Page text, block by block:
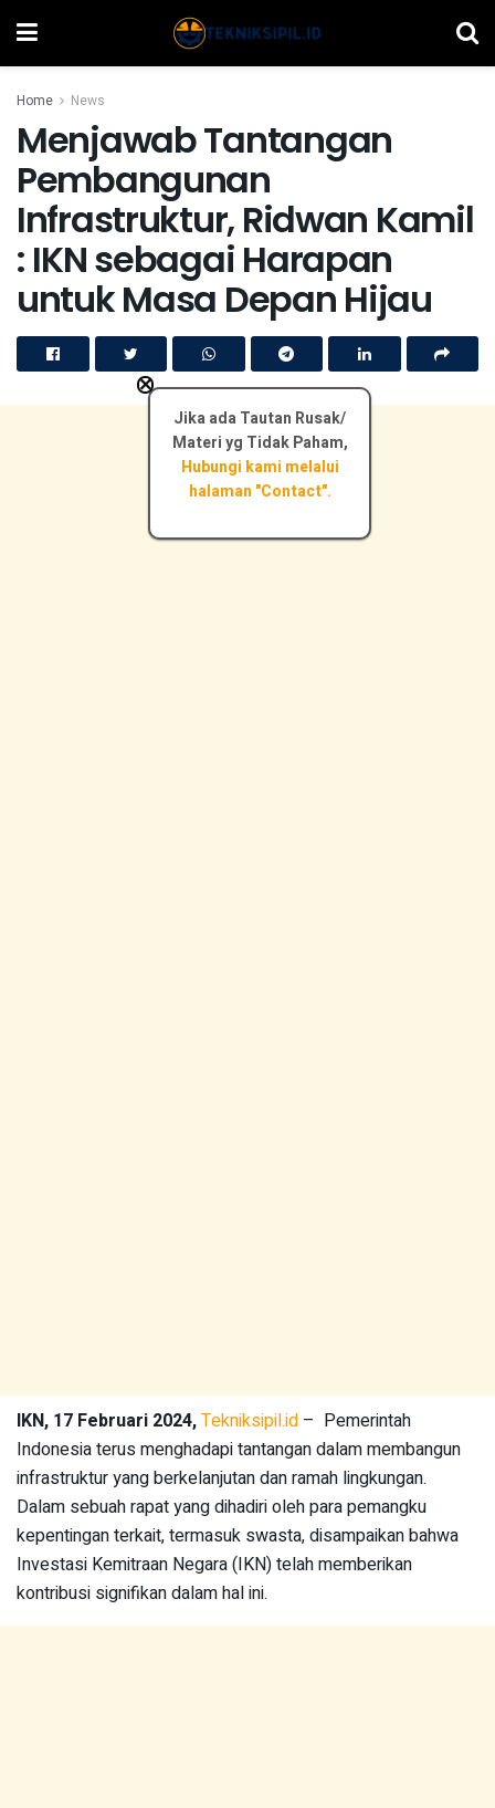
Home News
Menjawab Tantangan
Pembangunan
Infrastruktur, Ridwan Kamil
: IKN sebagai Harapan
untuk Masa Depan Hijau
IKN, 17 Februari 2024,Tekniksipil.id – Pemerintah
Indonesia terus menghadapi tantangan dalam membangun
infrastruktur yang berkelanjutan dan ramah lingkungan.
Dalam sebuah rapat yang dihadiri oleh para pemangku
kepentingan terkait, termasuk swasta, disampaikan bahwa
Investasi Kemitraan Negara (IKN) telah memberikan
kontribusi signifikan dalam hal ini.
Jika ada Tautan Rusak/
Materi yg Tidak Paham,
Hubungi kami melalui
halaman "Contact".
×